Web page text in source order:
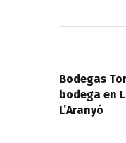
Bodegas
bodega en
L’Aranyó